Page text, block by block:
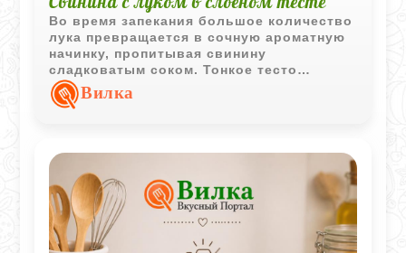
Во время запекания большое количество
лука превращается в сочную ароматную
начинку, пропитывая свинину
сладковатым соком. Тонкое тесто
удерживает все ароматы внутри и
становится румяным и хрустящим.
Вилка